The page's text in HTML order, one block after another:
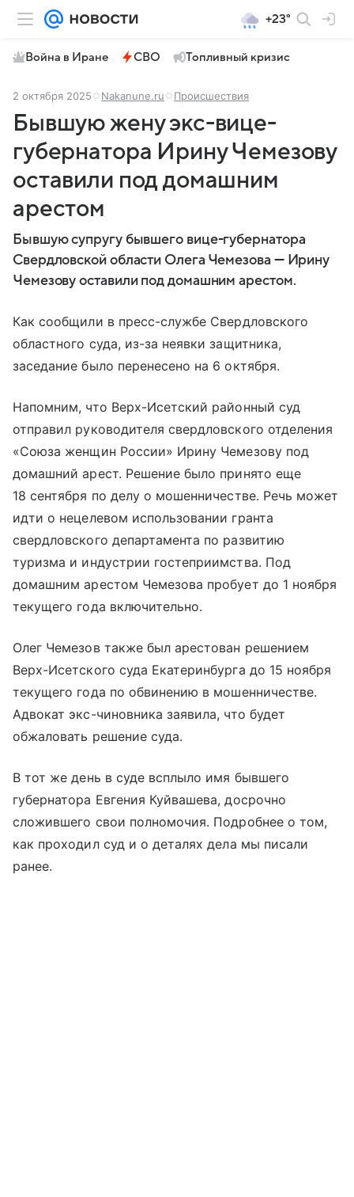
+23°
Война в Иране СВО Топливный кризис
2 октября 2025 Nakanune.ru Происшествия
Бывшую жену экс-вице-
губернатора Ирину Чемезову
оставили под домашним
арестом
Бывшую супругу бывшего вице-губернатора
Свердловской области Олега Чемезова — Ирину
Чемезову оставили под домашним арестом.
Как сообщили в пресс-службе Свердловского
областного суда, из-за неявки защитника,
заседание было перенесено на 6 октября.
Напомним, что Верх-Исетский районный суд
отправил руководителя свердловского отделения
«Союза женщин России» Ирину Чемезову под
домашний арест. Решение было принято еще
18 сентября по делу о мошенничестве. Речь может
идти о нецелевом использовании гранта
свердловского департамента по развитию
туризма и индустрии гостеприимства. Под
домашним арестом Чемезова пробует до 1 ноября
текущего года включительно.
Олег Чемезов также был арестован решением
Верх-Исетского суда Екатеринбурга до 15 ноября
текущего года по обвинению в мошенничестве.
Адвокат экс-чиновника заявила, что будет
обжаловать решение суда.
В тот же день в суде всплыло имя бывшего
губернатора Евгения Куйвашева, досрочно
сложившего свои полномочия. Подробнее о том,
как проходил суд и о деталях дела мы писали
ранее.